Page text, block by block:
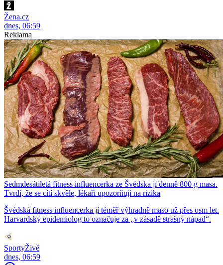
Žena.cz
dnes, 06:59
Reklama
Sedmdesátiletá fitness influencerka ze Švédska jí denně 800 g masa.
Tvrdí, že se cítí skvěle, lékaři upozorňují na rizika
Švédská fitness influencerka jí téměř výhradně maso už přes osm let.
Harvardský epidemiolog to označuje za „v zásadě strašný nápad“.
SportyŽivě
dnes, 06:59